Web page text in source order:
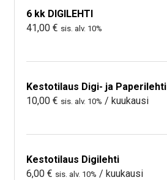
6 kk DIGILEHTI
41,00 € sis. alv. 10%
Kestotilaus Digi- ja Paperilehti
10,00 € sis. alv. 10% / kuukausi
Kestotilaus Digilehti
6,00 € sis. alv. 10% / kuukausi